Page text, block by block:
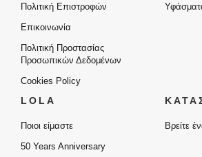
Πολιτική Επιστροφών
Επικοινωνία
Πολιτική Προστασίας
Προσωπικών Δεδομένων
Cookies Policy
LOLA
Ποιοι είμαστε
50 Years Anniversary
Βρείτε